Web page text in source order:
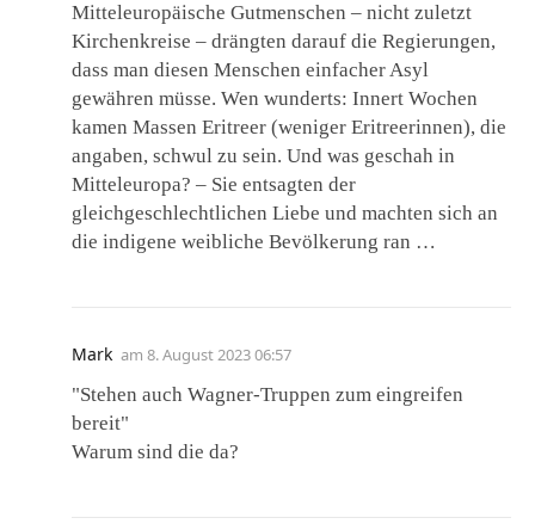
Mitteleuropäische Gutmenschen – nicht zuletzt
Kirchenkreise – drängten darauf die Regierungen,
dass man diesen Menschen einfacher Asyl
gewähren müsse. Wen wunderts: Innert Wochen
kamen Massen Eritreer (weniger Eritreerinnen), die
angaben, schwul zu sein. Und was geschah in
Mitteleuropa? – Sie entsagten der
gleichgeschlechtlichen Liebe und machten sich an
die indigene weibliche Bevölkerung ran …
Mark am 8. August 2023 06:57
"Stehen auch Wagner-Truppen zum eingreifen
bereit"
Warum sind die da?